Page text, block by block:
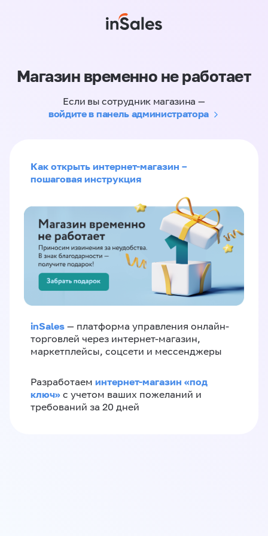
Магазин временно не работает
Если вы сотрудник магазина —
войдите в панель администратора
Как открыть интернет-магазин –
пошаговая инструкция
inSales — платформа управления онлайн-
торговлей через интернет-магазин,
маркетплейсы, соцсети и мессенджеры
Разработаем интернет-магазин «‎под
ключ»‎ с учетом ваших пожеланий и
требований за 20 дней